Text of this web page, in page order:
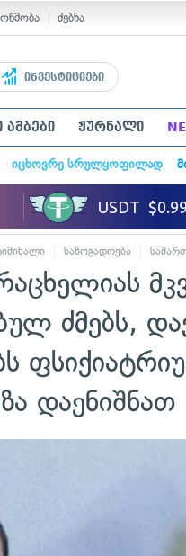
ძებნა
ინვესტიციები
ამბები ჟურნალი NE
იცხოვრე სრულყოფილად
საზოგადოება
ძმებს,
დაენიშნათ